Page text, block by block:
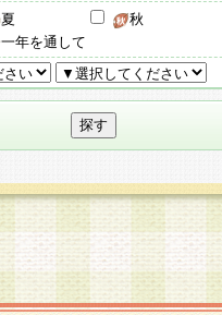
夏
秋
一年を通して